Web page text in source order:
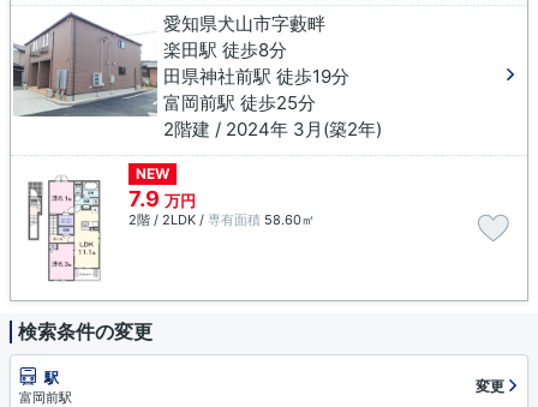
愛知県犬山市字藪畔
楽田駅 徒歩8分
田県神社前駅 徒歩19分
富岡前駅 徒歩25分
2階建 / 2024年 3月(築2年)
NEW
7.9 万円
2階 / 2LDK / 専有面積 58.60㎡
検索条件の変更
駅
富岡前駅
変更